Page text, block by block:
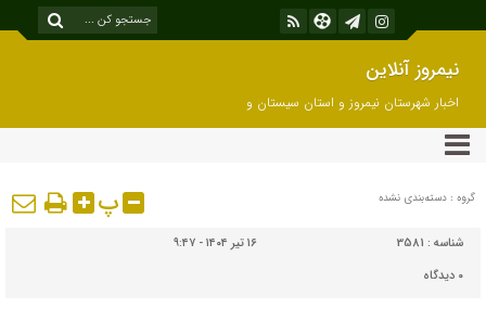
نیمروز آنلاین
اخبار شهرستان نیمروز و استان سیستان و
بلوچستان
گروه : دسته‌بندی نشده پ
شناسه : 3581
۱۶ تیر ۱۴۰۴ - ۹:۴۷
۰ دیدگاه